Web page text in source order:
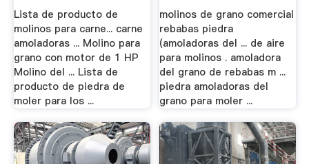
Lista de producto de
molinos para carne... carne
amoladoras ... Molino para
grano con motor de 1 HP
Molino del ... Lista de
producto de piedra de
moler para los ...
molinos de grano comercial
rebabas piedra
(amoladoras del ... de aire
para molinos . amoladora
del grano de rebabas m ...
piedra amoladoras del
grano para moler ...